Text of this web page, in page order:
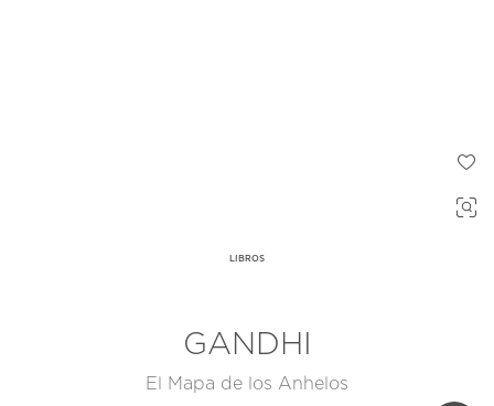
LIBROS
GANDHI
El Mapa de los Anhelos